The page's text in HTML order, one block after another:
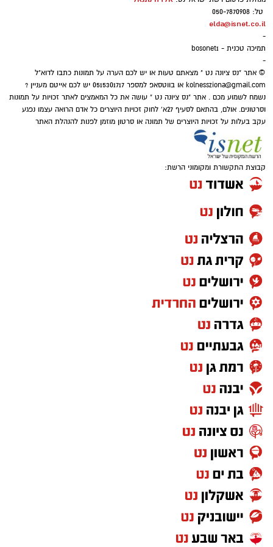
איפה יש בנס ציונה מצלמות חניה
הכסף שנעלם בשקט: כך דמי הניהול שוחקים
לפנסיונרים אלפי שקלים
אבל מה שלא עולה לנו בראש זה שהאדם ה'עני'
וה'נזקק' לנו ביותר ושהוא הכי קרוב אלינו ותלוי רק
בואו אם כן נלמד כיצד התורה מגדירה את האדם
ה'נזקק' בהקשר של מצוות ה'צדקה' הנאמרת
בפרשת השבוע וכך נאמר: "כי יהיה בך אביון..." מה
פשר המונח 'בך' אביון?.
וכי האביון הוא בי הרי האביון הוא זולתי? אלא
איזהו אביון שהוא 'בך' כלומר, שהוא תלוי בך בלבד,
שעיניו נשואות רק אליך, שהוא הכי קרוב אליך, זהו
בן הזוג שלך! והתורה ממשיכה: "לא תאמץ את
לבבך... כי פתח תפתח את ידך לו והעבט תעביטנו
די מחסורו אשר יחסר לו".
כלומר, אל תאמץ את לבך אלא פתח את לבך אליו,
מתי 'פתיחת הלב' נצרכת, דווקא לחלק ה"אחר
והשונה" שקיים בבן הזוג שלנו, להכיל את 'רגשותיו'
'חוויותיו', להקשיב לדיבורו ולשמוע את דעתו גם
ובעיקר כאשר הם אינם עולים בקנה אחד עם
דעותינו או רגשותינו, כי עבור החלקים בבן הזוג
שהם תואמים את החוויה שלנו אין צורך בציווי של
טל: 050-7870908
elda@isnet.co.il
-
תמיכה טכנית - bosonet1
-
© אתר "נס ציונה נט " מצאתם טעות או יש לכם הערה על תמונות כתבו לדוא"ל
kolnessziona@gmail.com
או בווטסאפ למספר 0515301717 יש לכם אייטם מעניין ?
נשמח לשמוע מכם . אתר "נס ציונה נט " עושה את כל המאמצים לאתר זכויות על תמונות
וסרטונים. אולם, בהתאם לסעיף 27א' לחוק זכויות היוצרים כל אדם הרואה עצמו נפגע
עקב בעלות על זכויות היוצרים של תמונה או סרטון מוזמן לפנות להנהלת האתר
קבוצת התקשורת ומקומוני הרשת: